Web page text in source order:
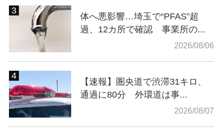
体へ悪影響…埼玉で“PFAS”超
過、12カ所で確認 事業所の...
2026/08/06
【速報】圏央道で渋滞31キロ、
通過に80分 外環道は事...
2026/08/07